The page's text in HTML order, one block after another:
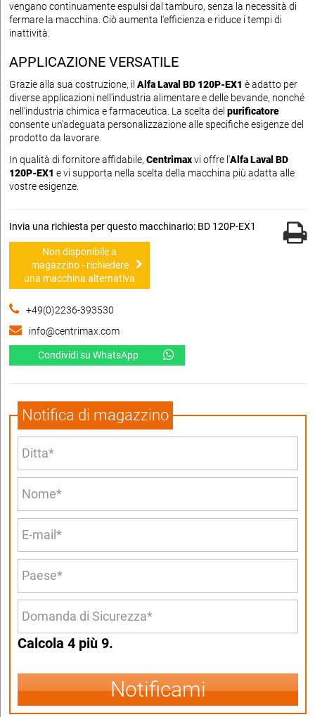
vengano continuamente espulsi dal tamburo, senza la necessità di
fermare la macchina. Ciò aumenta l'efficienza e riduce i tempi di
inattività.
APPLICAZIONE VERSATILE
Grazie alla sua costruzione, il Alfa Laval BD 120P-EX1 è adatto per
diverse applicazioni nell'industria alimentare e delle bevande, nonché
nell'industria chimica e farmaceutica. La scelta del purificatore
consente un'adeguata personalizzazione alle specifiche esigenze del
prodotto da lavorare.
In qualità di fornitore affidabile, Centrimaxvi offre l'Alfa Laval BD
120P-EX1 e vi supporta nella scelta della macchina più adatta alle
vostre esigenze.
Invia una richiesta per questo macchinario: BD 120P-EX1
Non disponibile a
magazzino - richiedere
una macchina alternativa
+49(0)2236-393530
info@centrimax.com
Condividi su WhatsApp
Notifica di magazzino
Calcola 4 più 9.
Notificami